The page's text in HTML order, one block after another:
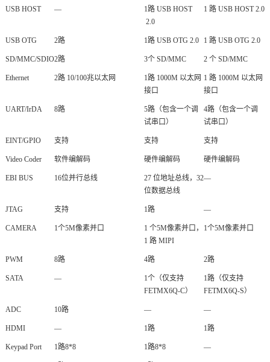
USB HOST —
1路 USB HOST
2.0
1 路 USB HOST 2.0
USB OTG 2路 1路 USB OTG 2.0 1 路 USB OTG 2.0
SD/MMC/SDIO2路 3个 SD/MMC 2 个 SD/MMC
Ethernet 2路 10/100兆以太网
1路 1000M 以太网
接口
1 路 1000M 以太网
接口
UART/IrDA 8路
5路（包含一个调
试串口）
4路（包含一个调
试串口）
EINT/GPIO 支持 支持 支持
Video Coder 软件编解码 硬件编解码 硬件编解码
EBI BUS 16位并行总线
27 位地址总线，32
位数据总线
—
JTAG 支持 1路 —
CAMERA 1个5M像素并口
1 个5M像素并口，
1 路 MIPI
1个5M像素并口
PWM 8路 4路 2路
SATA —
1个（仅支持
FETMX6Q-C）
1路（仅支持
FETMX6Q-S）
ADC 10路 — —
HDMI — 1路 1路
Keypad Port 1路8*8 1路8*8 —